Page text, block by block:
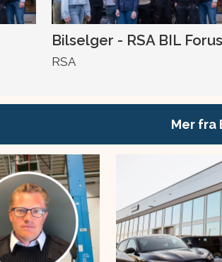
Bilselger - RSA BIL Forus
RSA
Mer fra